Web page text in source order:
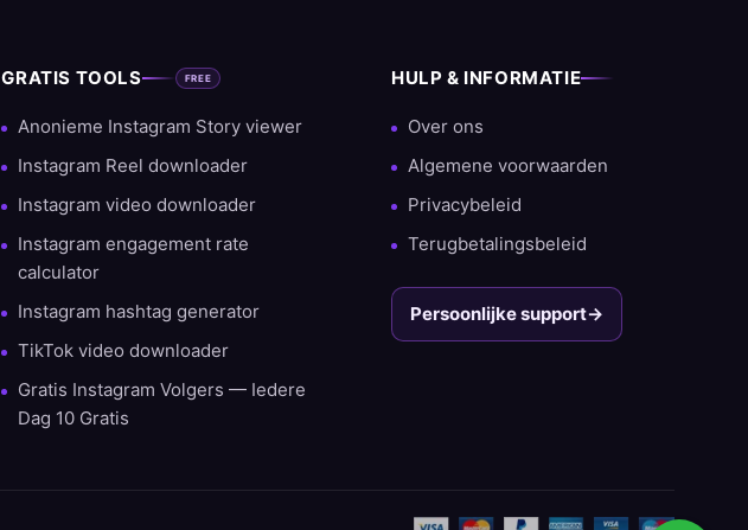
GRATIS TOOLS FREE
Anonieme Instagram Story viewer
Instagram Reel downloader
Instagram video downloader
Instagram engagement rate
calculator
Instagram hashtag generator
TikTok video downloader
Gratis Instagram Volgers — Iedere
Dag 10 Gratis
HULP & INFORMATIE
Over ons
Algemene voorwaarden
Privacybeleid
Terugbetalingsbeleid
Persoonlijke support→